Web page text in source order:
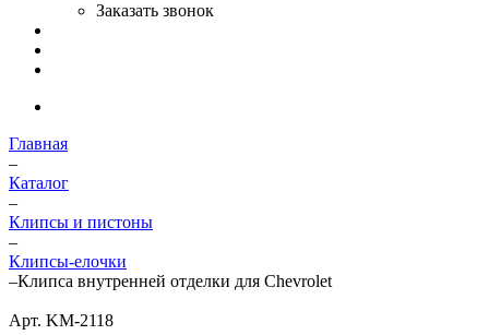
Заказать звонок
Главная
–
Каталог
–
Клипсы и пистоны
–
Клипсы-елочки
–Клипса внутренней отделки для Chevrolet
Арт. KM-2118